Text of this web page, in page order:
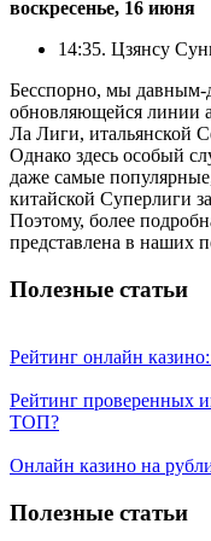
воскресенье, 16 июня
14:35. Цзянсу
Бесспорно, мы давным-
обновляющейся линии
Ла Лиги, итальянской
Однако здесь особый
даже самые
китайской Суперлиги
Поэтому, более
представлена в наших
Полезные статьи
Рейтинг онлайн
Рейтинг проверенных
ТОП?
Онлайн казино на
Полезные статьи